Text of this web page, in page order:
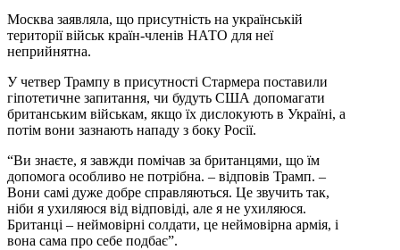
Москва заявляла, що присутність на українській
території військ країн-членів НАТО для неї
неприйнятна.
У четвер Трампу в присутності Стармера поставили
гіпотетичне запитання, чи будуть США допомагати
британським військам, якщо їх дислокують в Україні, а
потім вони зазнають нападу з боку Росії.
“Ви знаєте, я завжди помічав за британцями, що їм
допомога особливо не потрібна. – відповів Трамп. –
Вони самі дуже добре справляються. Це звучить так,
ніби я ухиляюся від відповіді, але я не ухиляюся.
Британці – неймовірні солдати, це неймовірна армія, і
вона сама про себе подбає”.